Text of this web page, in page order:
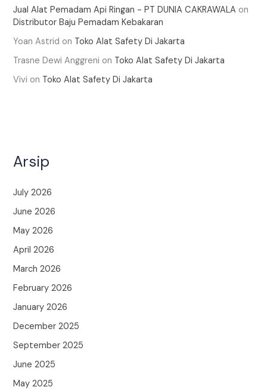
Jual Alat Pemadam Api Ringan - PT DUNIA CAKRAWALA on
Distributor Baju Pemadam Kebakaran
Yoan Astrid on Toko Alat Safety Di Jakarta
Trasne Dewi Anggreni on Toko Alat Safety Di Jakarta
Vivi on Toko Alat Safety Di Jakarta
Arsip
July 2026
June 2026
May 2026
April 2026
March 2026
February 2026
January 2026
December 2025
September 2025
June 2025
May 2025